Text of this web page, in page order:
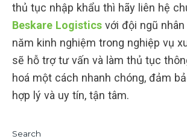
thủ tục nhập khẩu thì hãy liên hệ
Beskare Logistics với đội ngũ
năm kinh nghiệm trong nghiệp vụ
sẽ hỗ trợ tư vấn và làm thủ tục
hoá một cách nhanh chóng, đảm
hợp lý và uy tín, tận tâm.
Search